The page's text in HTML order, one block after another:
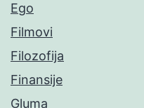
Ego
Filmovi
Filozofija
Finansije
Gluma